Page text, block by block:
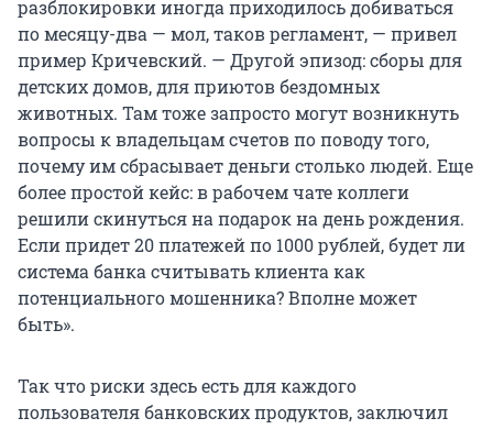
разблокировки иногда приходилось добиваться
по месяцу-два — мол, таков регламент, — привел
пример Кричевский. — Другой эпизод: сборы для
детских домов, для приютов бездомных
животных. Там тоже запросто могут возникнуть
вопросы к владельцам счетов по поводу того,
почему им сбрасывает деньги столько людей. Еще
более простой кейс: в рабочем чате коллеги
решили скинуться на подарок на день рождения.
Если придет 20 платежей по 1000 рублей, будет ли
система банка считывать клиента как
потенциального мошенника? Вполне может
быть».
Так что риски здесь есть для каждого
пользователя банковских продуктов, заключил